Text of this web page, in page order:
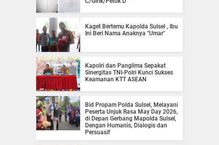
Kaget Bertemu Kapolda Sulsel , Ibu
Ini Beri Nama Anaknya "Umar"
Kapolri dan Panglima Sepakat
Sinergitas TNI-Polri Kunci Sukses
Keamanan KTT ASEAN
Bid Propam Polda Sulsel, Melayani
Peserta Unjuk Rasa May Day 2026,
di Depan Gerbang Mapolda Sulsel,
Dengan Humanis, Dialogis dan
Persuasif